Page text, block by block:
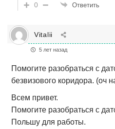
0 Ответить
Vitalii
5 лет назад
Помогите разобраться с
безвизового коридора. (оч
Всем привет.
Помогите разобраться с
Польшу для работы.